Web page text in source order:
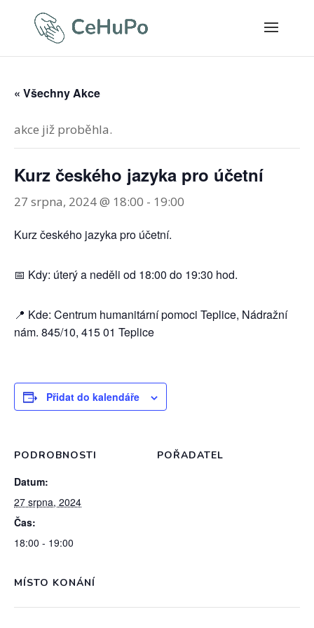
« Všechny Akce
akce již proběhla.
Kurz českého jazyka pro účetní
27 srpna, 2024 @ 18:00 - 19:00
Kurz českého jazyka pro účetní.
📅 Kdy: úterý a neděli od 18:00 do 19:30 hod.
📍 Kde: Centrum humanitární pomoci Teplice, Nádražní
nám. 845/10, 415 01 Teplice
Přidat do kalendáře
PODROBNOSTI
Datum:
27 srpna, 2024
Čas:
18:00 - 19:00
POŘADATEL
MÍSTO KONÁNÍ